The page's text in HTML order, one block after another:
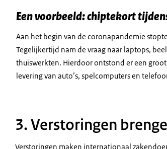
Een voorbeeld: chiptekort
Aan het begin van de coronapandemie
Tegelijkertijd nam de vraag naar laptops,
thuiswerkten. Hierdoor ontstond er een
levering van auto’s, spelcomputers en
3. Verstoringen
Verstoringen maken internationaal